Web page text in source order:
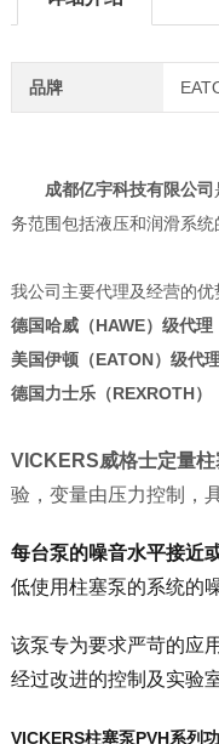
品牌
成都亿宇科技有限公司
务范围包括液压和润滑系
我公司主要代理及经营的优
德国哈威（HAWE）级
美国伊顿（EATON）级
德国力士乐（
VICKERS威格士定量柱
验，变量由压力控制，
每台泵的噪音水平接近
低使用柱塞泵的系统的
该泵专为要求严苛的应
经过改进的控制及实验
VICKERS柱塞泵PVH系列功